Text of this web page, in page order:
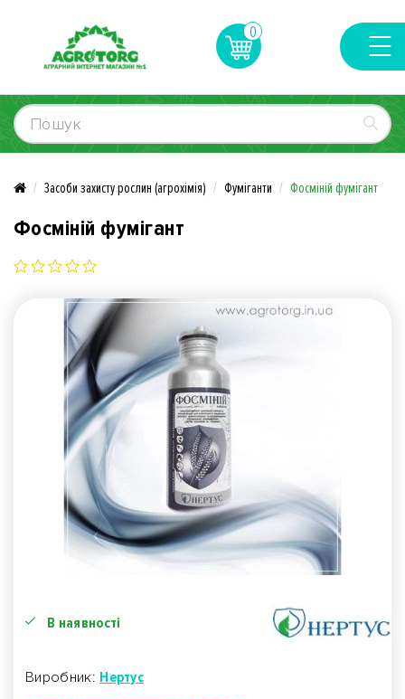
0
Засоби захисту рослин (агрохімія) Фуміганти Фосміній фумігант
Фосміній фумігант
В наявності
Виробник: Нертус